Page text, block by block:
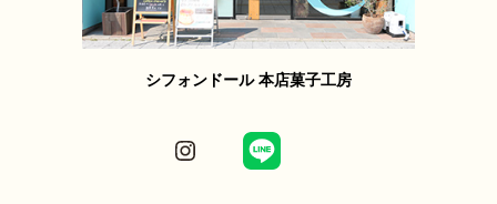
シフォンドール 本店菓子工房
Instagram